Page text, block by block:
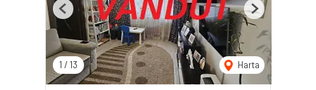
1 / 13 Harta
Previous Next